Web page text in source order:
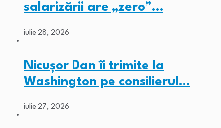
salarizării are „zero”…
iulie 28, 2026
Nicușor Dan îi trimite la
Washington pe consilierul…
iulie 27, 2026